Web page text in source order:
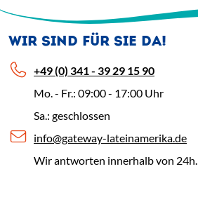
WIR SIND FÜR SIE DA!
+49 (0) 341 - 39 29 15 90
Mo. - Fr.: 09:00 - 17:00 Uhr
Sa.: geschlossen
info@gateway-lateinamerika.de
Wir antworten innerhalb von 24h.